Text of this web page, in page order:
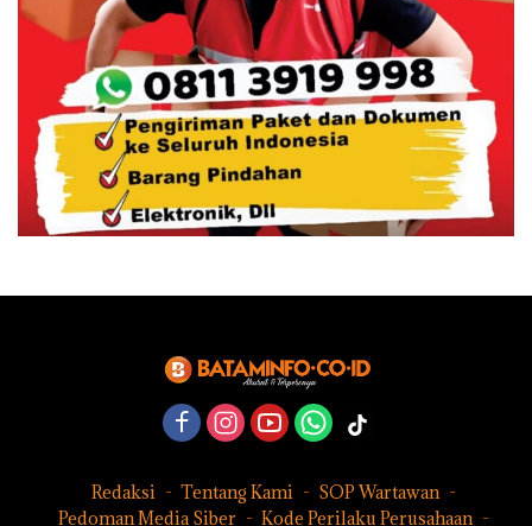
Redaksi Tentang Kami
SOP Wartawan
Pedoman Media Siber
Kode Perilaku Perusahaan